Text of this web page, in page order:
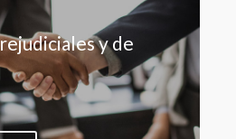
y de